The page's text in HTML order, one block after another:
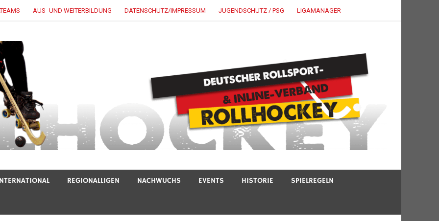
AUS- UND WEITERBILDUNG DATENSCHUTZ/IMPRESSUM JUGENDSCHUTZ / PSG LIGAMANAGER
REGIONALLIGEN NACHWUCHS EVENTS HISTORIE SPIELREGELN